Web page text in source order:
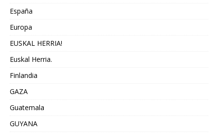
España
Europa
EUSKAL HERRIA!
Euskal Herria.
Finlandia
GAZA
Guatemala
GUYANA